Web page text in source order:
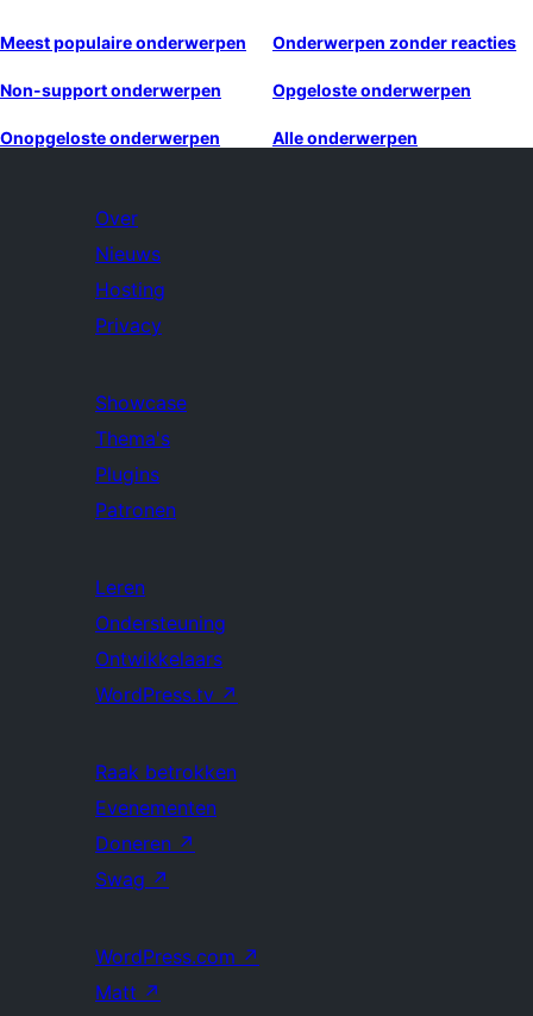
Meest populaire onderwerpen Onderwerpen zonder reacties
Non-support onderwerpen Opgeloste onderwerpen
Onopgeloste onderwerpen Alle onderwerpen
Over
Nieuws
Hosting
Privacy
Showcase
Thema's
Plugins
Patronen
Leren
Ondersteuning
Ontwikkelaars
WordPress.tv ↗
Raak betrokken
Evenementen
Doneren ↗
Swag ↗
WordPress.com ↗
Matt ↗